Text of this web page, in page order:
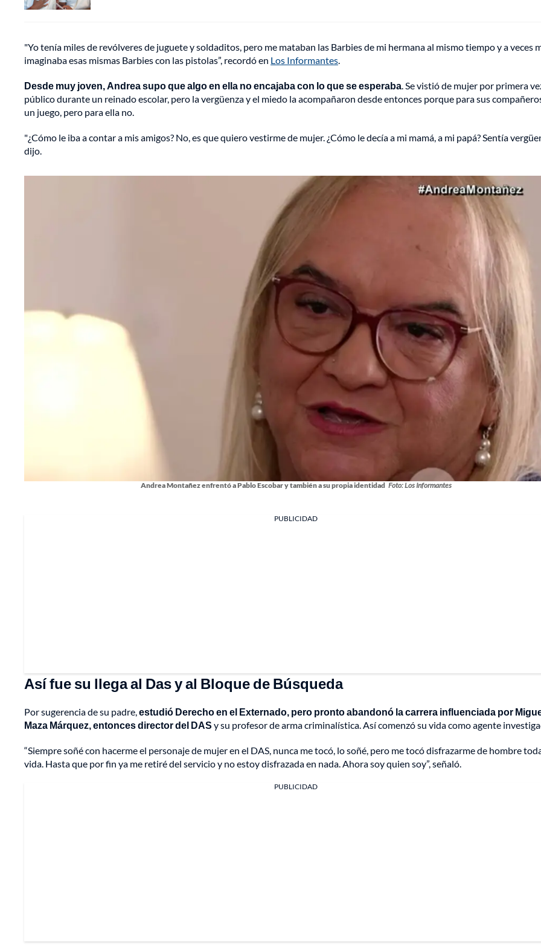
"Yo tenía miles de revólveres de juguete y soldaditos, pero me mataban las Barbies de mi hermana al mismo tiempo y a veces
imaginaba esas mismas Barbies con las pistolas”, recordó en Los Informantes
Desde muy joven, Andrea supo que algo en ella no encajaba con lo que se esperaba . Se vistió de mujer por primera
público durante un reinado escolar, pero la vergüenza y el miedo la acompañaron desde entonces porque para sus
un juego, pero para ella no.
"¿Cómo le iba a contar a mis amigos? No, es que quiero vestirme de mujer. ¿Cómo le decía a mi mamá, a mi papá? Sentía
dijo.
Andrea Montañez enfrentó a Pablo Escobar y también a su propia identidad Foto: Los Informantes
PUBLICIDAD
Así fue su llega al Das y al Bloque de Búsqueda
Por sugerencia de su padre,estudió Derecho en el Externado, pero pronto abandonó la carrera influenciada por
Maza Márquez, entonces director del DAS y su profesor de arma criminalística. Así comenzó su vida como agente
“Siempre soñé con hacerme el personaje de mujer en el DAS, nunca me tocó, lo soñé, pero me tocó disfrazarme de hombre
vida. Hasta que por fin ya me retiré del servicio y no estoy disfrazada en nada. Ahora soy quien soy”, señaló.
PUBLICIDAD